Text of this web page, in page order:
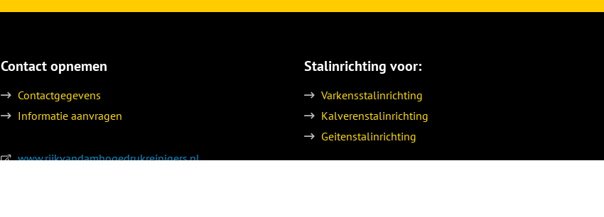
Contact opnemen
Contactgegevens
Informatie aanvragen
www.rijkvandamhogedrukreinigers.nl
Stalinrichting voor:
Varkensstalinrichting
Kalverenstalinrichting
Geitenstalinrichting